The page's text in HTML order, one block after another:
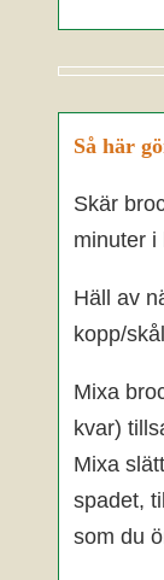
Så här
Skär
minuter i
Häll av
kopp/
Mixa
kvar)
Mixa
spadet,
som du